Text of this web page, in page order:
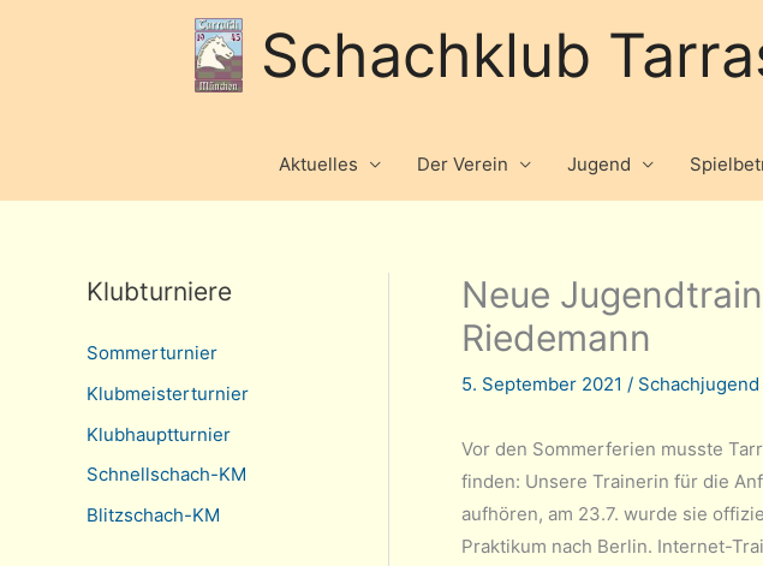
Schachklub
Aktuelles Der Verein Jugend
Klubturniere
Sommerturnier
Klubmeisterturnier
Klubhauptturnier
Schnellschach-KM
Blitzschach-KM
Neue
Riedemann
5. September 2021 / Schachjugend
Vor den Sommerferien musste
finden: Unsere Trainerin für die
aufhören, am 23.7. wurde sie
Praktikum nach Berlin. Internet-